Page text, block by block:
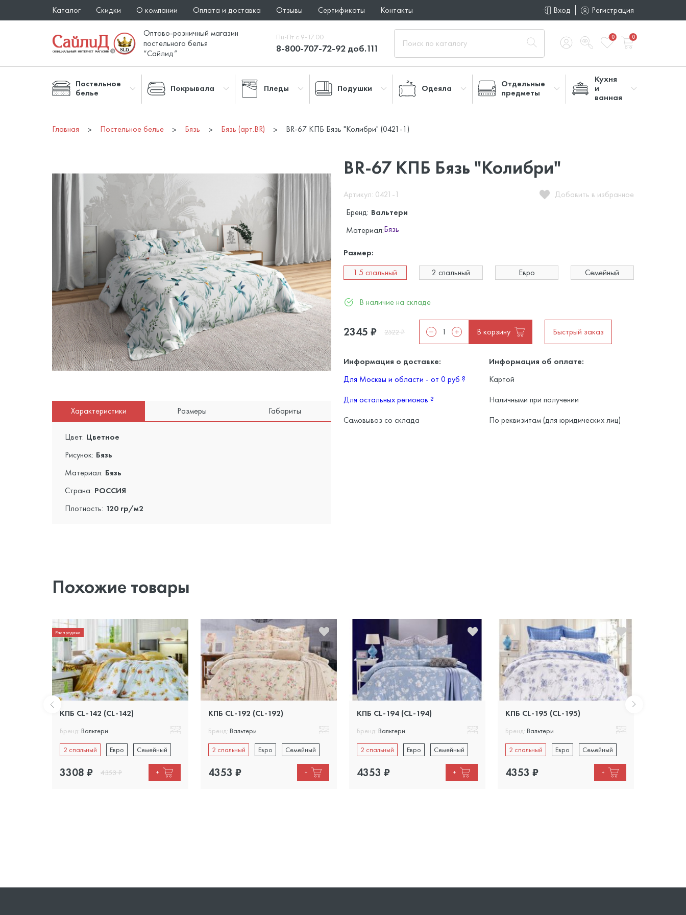
Каталог Скидки О компании Оплата и доставка Отзывы Сертификаты Контакты Вход Регистрация
Оптово-розничный магазин
постельного белья
“Сайлид”
Пн-Пт с 9-17.00
8-800-707-72-92 доб.111
0 0
Постельное
белье
Покрывала Пледы Подушки Одеяла
Отдельные
предметы
Кухня
и
ванная
Главная Постельное белье Бязь Бязь (арт.BR) BR-67 КПБ Бязь "Колибри" (0421-1)
Характеристики Размеры Габариты
Цвет: Цветное
Рисунок: Бязь
Материал: Бязь
Страна: РОССИЯ
Плотность: 120 гр/м2
BR-67 КПБ Бязь "Колибри"
Артикул: 0421-1
Добавить в избранное
Бренд: Вальтери
Материал:Бязь
Размер:
1.5 спальный
2 спальный Евро Семейный
В наличие на складе
2345 ₽ 2522₽ В корзину Быстрый заказ
Информация о доставке:
Для Москвы и области - от 0 руб?
Для остальных регионов?
Самовывоз со склада
Информация об оплате:
Картой
Наличными при получении
По реквизитам (для юридических лиц)
Похожие товары
Распродажа
КПБ CL-142 (CL-142)
Бренд: Вальтери
2 спальный Евро Семейный
3308 ₽ 4353₽ +
КПБ CL-192 (CL-192)
Бренд: Вальтери
2 спальный Евро Семейный
4353 ₽ +
КПБ CL-194 (CL-194)
Бренд: Вальтери
2 спальный Евро Семейный
4353 ₽ +
КПБ CL-195 (CL-195)
Бренд: Вальтери
2 спальный Евро Семейный
4353 ₽ +